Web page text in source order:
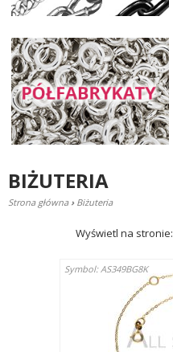
BIŻUTERIA
Strona główna › Biżuteria
Wyświetl na stronie:
Symbol: AS349BG8K